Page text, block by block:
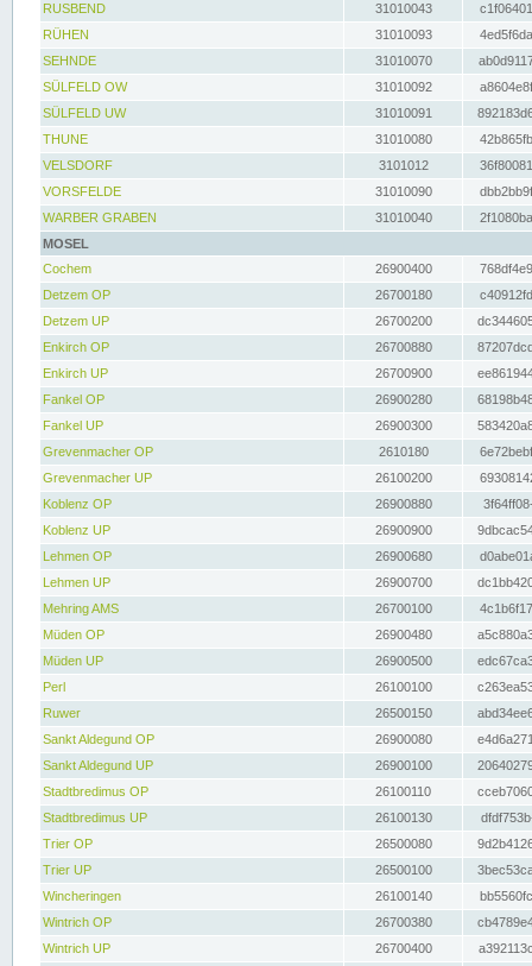
RUSBEND
31010043
RÜHEN
31010093
SEHNDE
31010070
SÜLFELD OW
31010092
SÜLFELD UW
31010091
THUNE
31010080
VELSDORF
3101012
VORSFELDE
31010090
WARBER GRABEN
31010040
MOSEL
Cochem
26900400
Detzem OP
26700180
Detzem UP
26700200
Enkirch OP
26700880
Enkirch UP
26700900
Fankel OP
26900280
Fankel UP
26900300
Grevenmacher OP
2610180
Grevenmacher UP
26100200
Koblenz OP
26900880
Koblenz UP
26900900
Lehmen OP
26900680
Lehmen UP
26900700
Mehring AMS
26700100
Müden OP
26900480
Müden UP
26900500
Perl
26100100
Ruwer
26500150
Sankt Aldegund OP
26900080
Sankt Aldegund UP
26900100
Stadtbredimus OP
26100110
Stadtbredimus UP
26100130
Trier OP
26500080
Trier UP
26500100
Wincheringen
26100140
Wintrich OP
26700380
Wintrich UP
26700400